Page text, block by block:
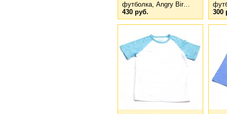
футболка, Angry Bir…
430 руб.
300